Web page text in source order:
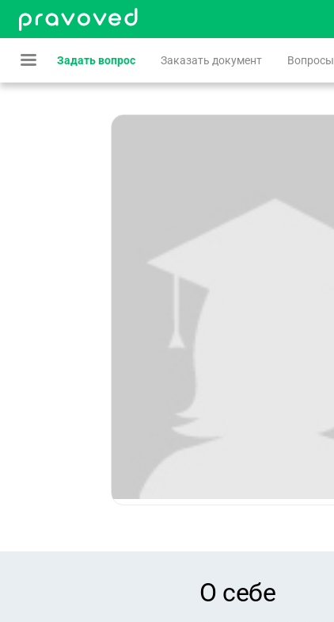
Задать вопрос Заказать документ Вопросы
О себе